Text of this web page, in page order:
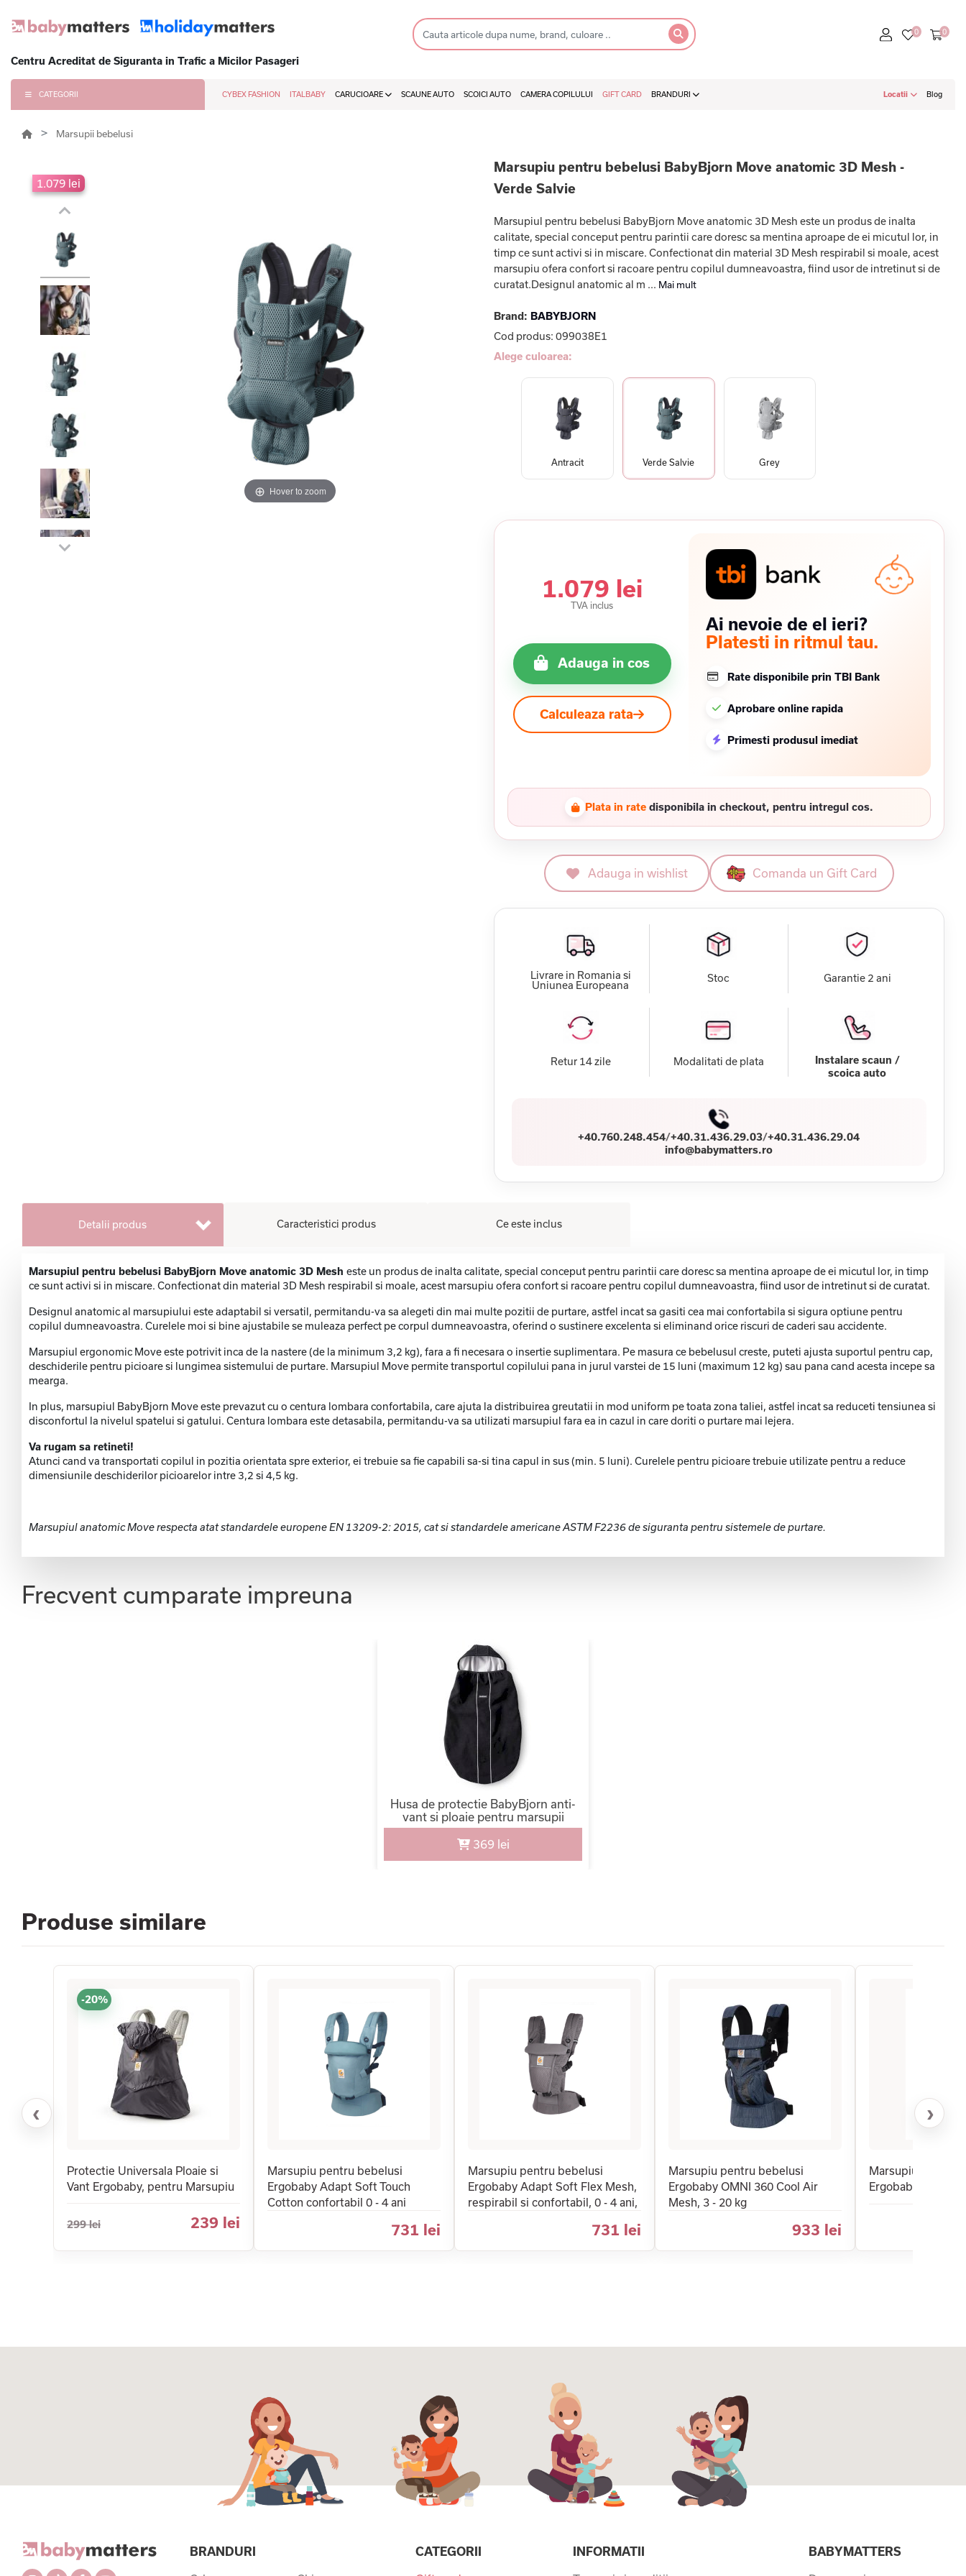
Centru Acreditat de Siguranta in Trafic a Micilor Pasageri
CATEGORII CYBEX FASHION ITALBABY CARUCIOARE SCAUNE AUTO SCOICI AUTO CAMERA COPILULUI GIFT CARD BRANDURI Locatii Blog
Marsupii bebelusi
1.079 lei
Hover to zoom
Marsupiu pentru bebelusi BabyBjorn Move anatomic 3D Mesh -
Verde Salvie
Marsupiul pentru bebelusi BabyBjorn Move anatomic 3D Mesh este un produs de inalta
calitate, special conceput pentru parintii care doresc sa mentina aproape de ei micutul lor, in
timp ce sunt activi si in miscare. Confectionat din material 3D Mesh respirabil si moale, acest
marsupiu ofera confort si racoare pentru copilul dumneavoastra, fiind usor de intretinut si de
curatat.Designul anatomic al m ... Mai mult
Brand: BABYBJORN
Cod produs: 099038E1
Alege culoarea:
Antracit Verde Salvie Grey
1.079 lei
TVA inclus
Adauga in cos
Calculeaza rata
Ai nevoie de el ieri?
Platesti in ritmul tau.
Rate disponibile prin TBI Bank
Aprobare online rapida
Primesti produsul imediat
Plata in rate disponibila in checkout, pentru intregul cos.
Adauga in wishlist Comanda un Gift Card
Livrare in Romania si
Uniunea Europeana
Stoc Garantie 2 ani
Retur 14 zile Modalitati de plata
Instalare scaun /
scoica auto
+40.760.248.454/+40.31.436.29.03/+40.31.436.29.04
info@babymatters.ro
Detalii produs Caracteristici produs Ce este inclus
Marsupiul pentru bebelusi BabyBjorn Move anatomic 3D Mesh este un produs de inalta calitate, special conceput pentru parintii care doresc sa mentina aproape de ei micutul lor, in timp
ce sunt activi si in miscare. Confectionat din material 3D Mesh respirabil si moale, acest marsupiu ofera confort si racoare pentru copilul dumneavoastra, fiind usor de intretinut si de curatat.
Designul anatomic al marsupiului este adaptabil si versatil, permitandu-va sa alegeti din mai multe pozitii de purtare, astfel incat sa gasiti cea mai confortabila si sigura optiune pentru
copilul dumneavoastra. Curelele moi si bine ajustabile se muleaza perfect pe corpul dumneavoastra, oferind o sustinere excelenta si eliminand orice riscuri de caderi sau accidente.
Marsupiul ergonomic Move este potrivit inca de la nastere (de la minimum 3,2 kg), fara a fi necesara o insertie suplimentara. Pe masura ce bebelusul creste, puteti ajusta suportul pentru cap,
deschiderile pentru picioare si lungimea sistemului de purtare. Marsupiul Move permite transportul copilului pana in jurul varstei de 15 luni (maximum 12 kg) sau pana cand acesta incepe sa
mearga.
In plus, marsupiul BabyBjorn Move este prevazut cu o centura lombara confortabila, care ajuta la distribuirea greutatii in mod uniform pe toata zona taliei, astfel incat sa reduceti tensiunea si
disconfortul la nivelul spatelui si gatului. Centura lombara este detasabila, permitandu-va sa utilizati marsupiul fara ea in cazul in care doriti o purtare mai lejera.
Va rugam sa retineti!
Atunci cand va transportati copilul in pozitia orientata spre exterior, ei trebuie sa fie capabili sa-si tina capul in sus (min. 5 luni). Curelele pentru picioare trebuie utilizate pentru a reduce
dimensiunile deschiderilor picioarelor intre 3,2 si 4,5 kg.
Marsupiul anatomic Move respecta atat standardele europene EN 13209-2: 2015, cat si standardele americane ASTM F2236 de siguranta pentru sistemele de purtare.
Frecvent cumparate impreuna
Husa de protectie BabyBjorn anti-
vant si ploaie pentru marsupii
369 lei
Produse similare
‹
-20%
Protectie Universala Ploaie si
Vant Ergobaby, pentru Marsupiu
299 lei 239 lei
Marsupiu pentru bebelusi
Ergobaby Adapt Soft Touch
Cotton confortabil 0 - 4 ani
731 lei
Marsupiu pentru bebelusi
Ergobaby Adapt Soft Flex Mesh,
respirabil si confortabil, 0 - 4 ani,
731 lei
Marsupiu pentru bebelusi
Ergobaby OMNI 360 Cool Air
Mesh, 3 - 20 kg
933 lei
Marsupiu
Ergobaby Omni
›
BRANDURI CATEGORII INFORMATII BABYMATTERS